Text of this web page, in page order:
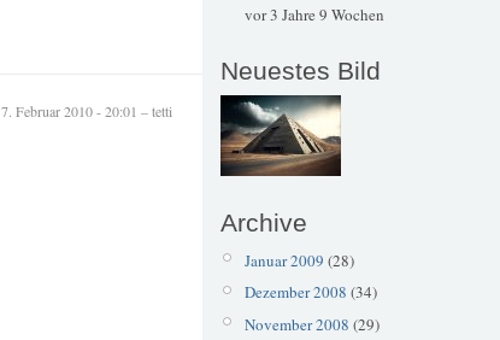
7. Februar 2010 - 20:01 – tetti
vor 3 Jahre 9 Wochen
Neuestes Bild
Archive
Januar 2009 (28)
Dezember 2008 (34)
November 2008 (29)